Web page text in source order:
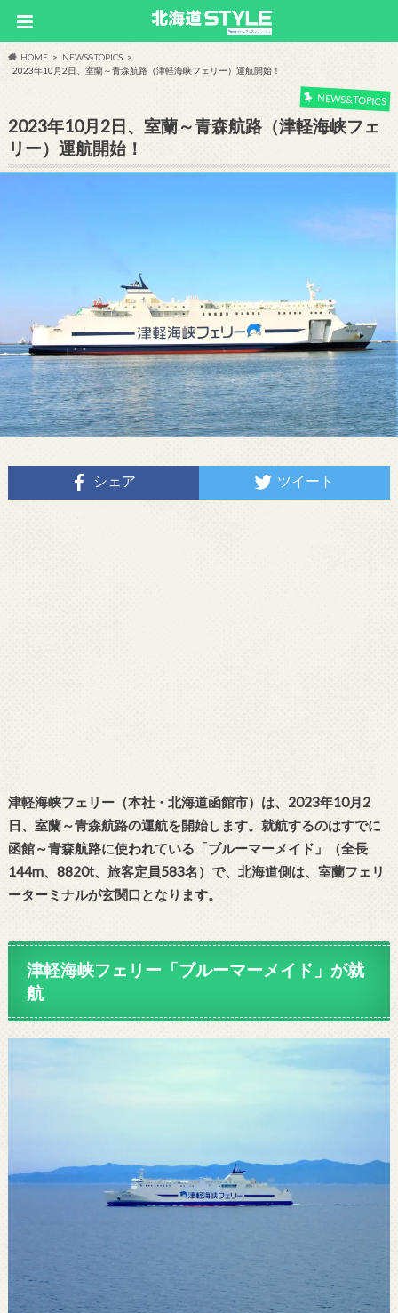
HOME
NEWS&TOPICS
2023年10月2日、室蘭～青森航路（津軽海峡フェリー）運航開始！
NEWS&TOPICS
2023年10月2日、室蘭～青森航路（津軽海峡フェ
リー）運航開始！
シェア ツイート
津軽海峡フェリー（本社・北海道函館市）は、2023年10月2
日、室蘭～青森航路の運航を開始します。就航するのはすでに
函館～青森航路に使われている「ブルーマーメイド」（全長
144m、8820t、旅客定員583名）で、北海道側は、室蘭フェリ
ーターミナルが玄関口となります。
津軽海峡フェリー 「ブルーマーメイド」が就
航